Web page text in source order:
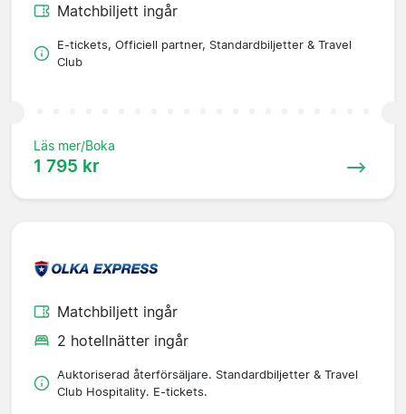
Matchbiljett ingår
E-tickets, Officiell partner, Standardbiljetter & Travel
Club
Läs mer/Boka
1 795 kr
Matchbiljett ingår
2 hotellnätter ingår
Auktoriserad återförsäljare. Standardbiljetter & Travel
Club Hospitality. E-tickets.